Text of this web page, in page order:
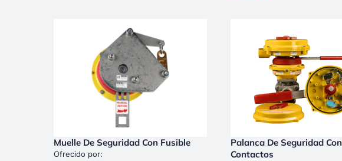
Muelle De Seguridad Con Fusible
Ofrecido por:
Palanca De Seguridad Con
Contactos